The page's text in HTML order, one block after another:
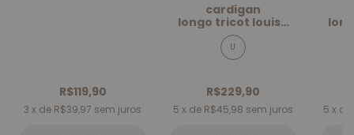
R$119,90
3 x de R$39,97 sem juros
cardigan
longo tricot louise
areia
U
R$229,90
5 x de R$45,98 sem juros 5 x de